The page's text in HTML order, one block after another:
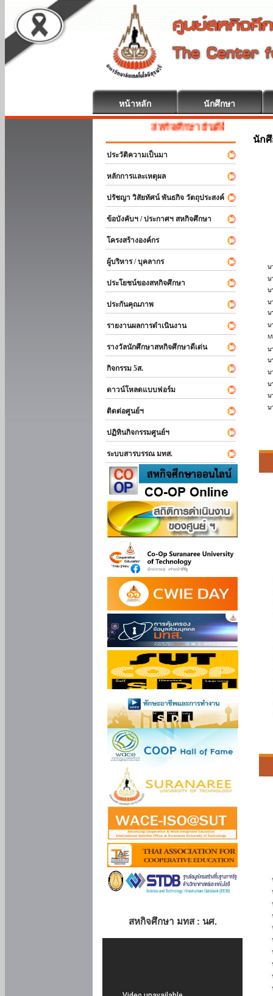
หน้าหลัก นักศึกษา
สหกิจศึกษา ยินดีต้อนรับ
ประวัติความเป็นมา
หลักการและเหตุผล
ปรัชญา วิสัยทัศน์ พันธกิจ วัตถุประสงค์
ข้อบังคับฯ / ประกาศฯ สหกิจศึกษา
โครงสร้างองค์กร
ผู้บริหาร / บุคลากร
ประโยชน์ของสหกิจศึกษา
ประกันคุณภาพ
รายงานผลการดำเนินงาน
รางวัลนักศึกษาสหกิจศึกษาดีเด่น
กิจกรรม 5ส.
ดาวน์โหลดแบบฟอร์ม
ติดต่อศูนย์ฯ
ปฏิทินกิจกรรมศูนย์ฯ
ระบบสารบรรณ มทส.
สหกิจศึกษา มทส : นศ.
นัก